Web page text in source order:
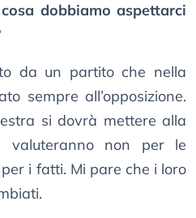
dobbiamo aspettarci
da un partito che nella
sempre all’opposizione.
si dovrà mettere alla
non per le
i fatti. Mi pare che i loro